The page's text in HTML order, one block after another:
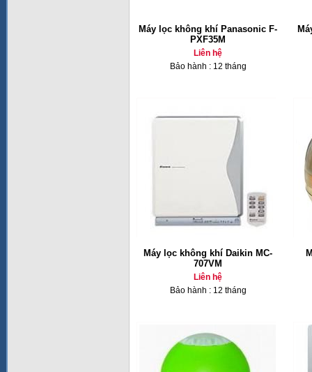
Máy lọc không khí Panasonic F-
PXF35M
Liên hệ
Bảo hành : 12 tháng
Máy lọc không khí Daikin MC-
707VM
Liên hệ
Bảo hành : 12 tháng